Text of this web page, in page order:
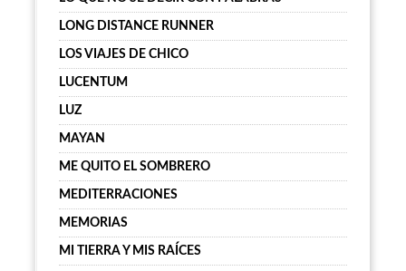
LONG DISTANCE RUNNER
LOS VIAJES DE CHICO
LUCENTUM
LUZ
MAYAN
ME QUITO EL SOMBRERO
MEDITERRACIONES
MEMORIAS
MI TIERRA Y MIS RAÍCES